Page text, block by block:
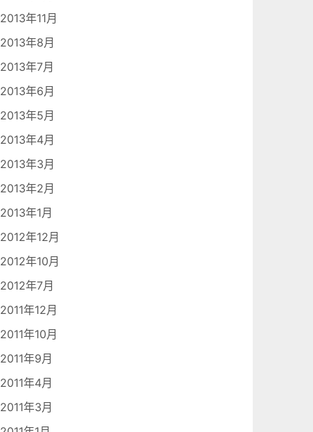
2013年11月
2013年8月
2013年7月
2013年6月
2013年5月
2013年4月
2013年3月
2013年2月
2013年1月
2012年12月
2012年10月
2012年7月
2011年12月
2011年10月
2011年9月
2011年4月
2011年3月